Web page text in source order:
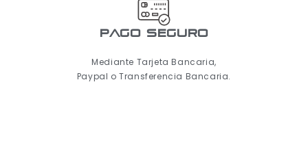
pago seguro
Mediante Tarjeta Bancaria,
Paypal o Transferencia Bancaria.